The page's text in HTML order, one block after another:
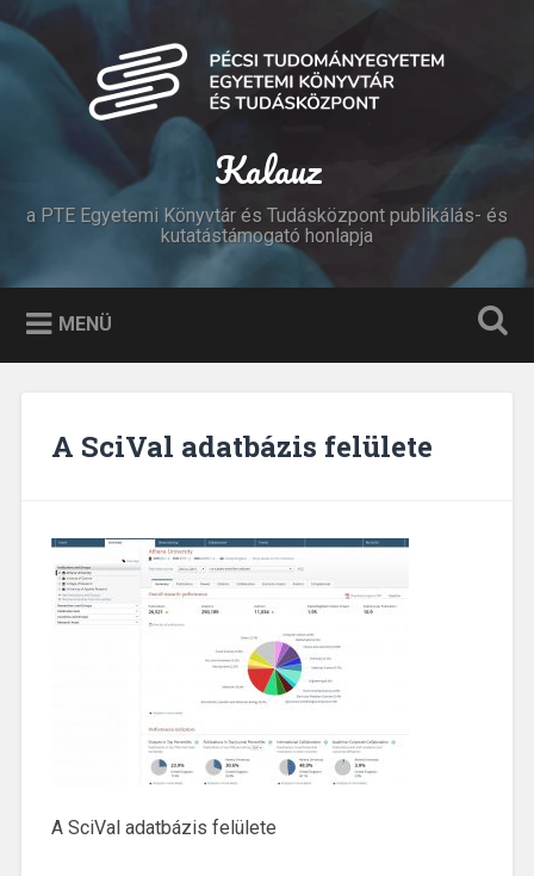
Tovább
tartalomhoz
Keresés
Kalauz
a PTE Egyetemi Könyvtár és Tudásközpont publikálás- és
kutatástámogató honlapja
MENÜ
A SciVal adatbázis felülete
A SciVal adatbázis felülete